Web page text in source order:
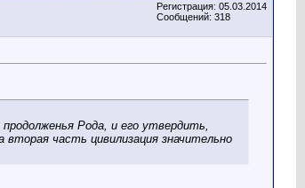
Регистрация: 05.03.2014
Сообщений: 318
Рода, и его утвердить,
часть цивилизация значительно